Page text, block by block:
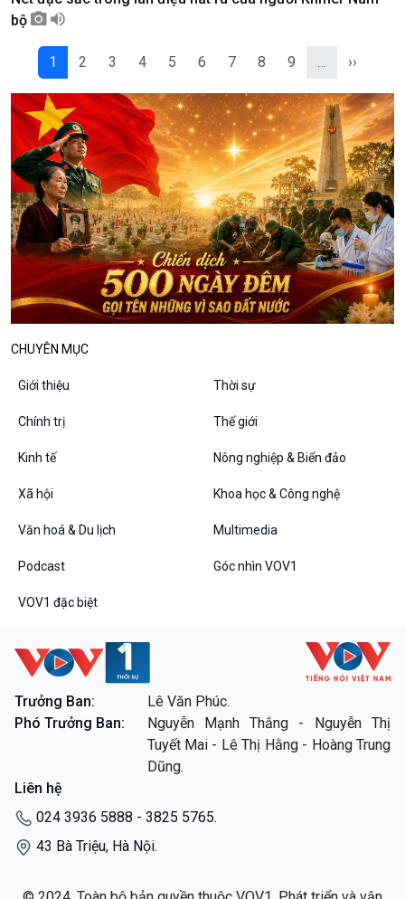
Podcast
Bình luận
Câu chuyện thời sự
Dòng chảy sự kiện
Đối thoại
Diễn đàn chủ nhật
Chuyện đêm
VOV1 đặc biệt
Thanh âm ký sự
Các chương trình đặc biệt
bộ
1 2 3 4 5 6 7 8 9 ››
CHUYÊN MỤC
Giới thiệu Thời sự
Chính trị Thế giới
Kinh tế Nông nghiệp & Biển đảo
Xã hội Khoa học & Công nghệ
Văn hoá & Du lịch Multimedia
Podcast Góc nhìn VOV1
VOV1 đặc biệt
Trưởng Ban:
Lê Văn Phúc.
Phó Trưởng Ban:
Nguyễn Mạnh Thắng - Nguyễn Thị
Tuyết Mai - Lê Thị Hằng - Hoàng Trung
Dũng.
Liên hệ
024 3936 5888 - 3825 5765.
43 Bà Triệu, Hà Nội.